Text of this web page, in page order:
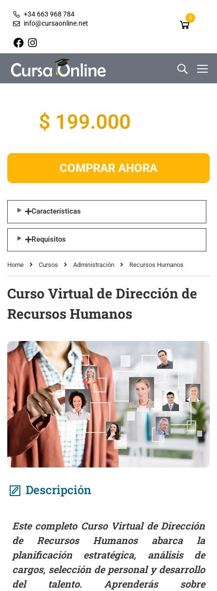
+34 663 968 784
info@cursaonline.net
0
Home Cursos Administración Recursos Humanos
Curso Virtual de Dirección de
Recursos Humanos
Descripción
Este completo Curso Virtual de Dirección
de Recursos Humanos abarca la
planificación estratégica, análisis de
cargos, selección de personal y desarrollo
del talento. Aprenderás sobre
$ 199.000
COMPRAR AHORA
Características
Requisitos